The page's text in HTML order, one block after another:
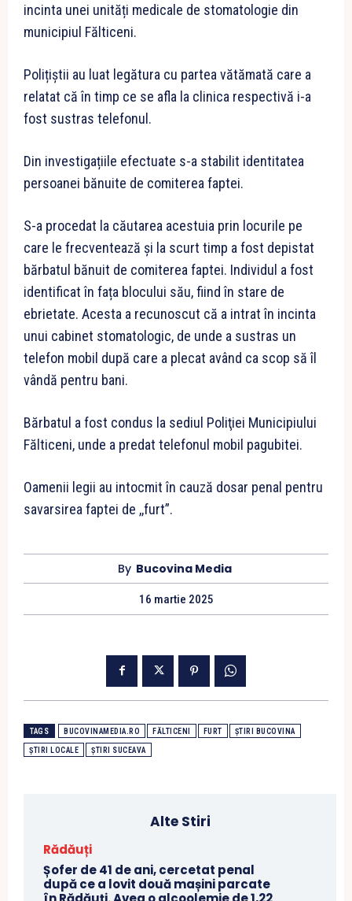
incinta unei unități medicale de stomatologie din
municipiul Fălticeni.
Polițiștii au luat legătura cu partea vătămată care a
relatat că în timp ce se afla la clinica respectivă i-a
fost sustras telefonul.
Din investigațiile efectuate s-a stabilit identitatea
persoanei bănuite de comiterea faptei.
S-a procedat la căutarea acestuia prin locurile pe
care le frecventează şi la scurt timp a fost depistat
bărbatul bănuit de comiterea faptei. Individul a fost
identificat în fața blocului său, fiind în stare de
ebrietate. Acesta a recunoscut că a intrat în incinta
unui cabinet stomatologic, de unde a sustras un
telefon mobil după care a plecat având ca scop să îl
vândă pentru bani.
Bărbatul a fost condus la sediul Poliţiei Municipiului
Fălticeni, unde a predat telefonul mobil pagubitei.
Oamenii legii au intocmit în cauză dosar penal pentru
savarsirea faptei de ,,furt”.
By Bucovina Media
16 martie 2025
TAGS BUCOVINAMEDIA.RO FĂLTICENI FURT ȘTIRI BUCOVINA
ȘTIRI LOCALE ȘTIRI SUCEAVA
Alte Stiri
Rădăuți
Șofer de 41 de ani, cercetat penal
după ce a lovit două mașini parcate